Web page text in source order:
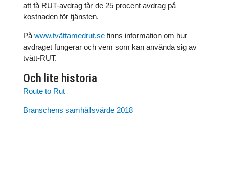
att få RUT-avdrag får de 25 procent avdrag på
kostnaden för tjänsten.
På www.tvättamedrut.sefinns information om hur
avdraget fungerar och vem som kan använda sig av
tvätt-RUT.
Och lite historia
Route to Rut
Branschens samhällsvärde 2018